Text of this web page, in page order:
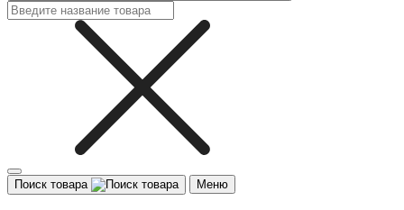
Поиск товара Меню